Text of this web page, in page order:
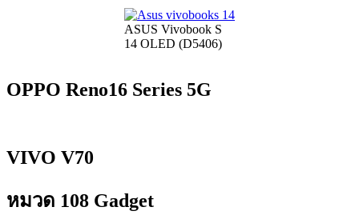
ASUS Vivobook S
14 OLED (D5406)
OPPO Reno16 Series 5G
VIVO V70
หมวด 108 Gadget